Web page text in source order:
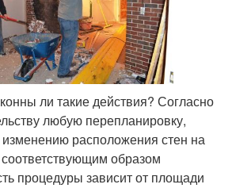
ли такие действия? Согласно
любую перепланировку,
изменению расположения стен на
образом
процедуры зависит от площади